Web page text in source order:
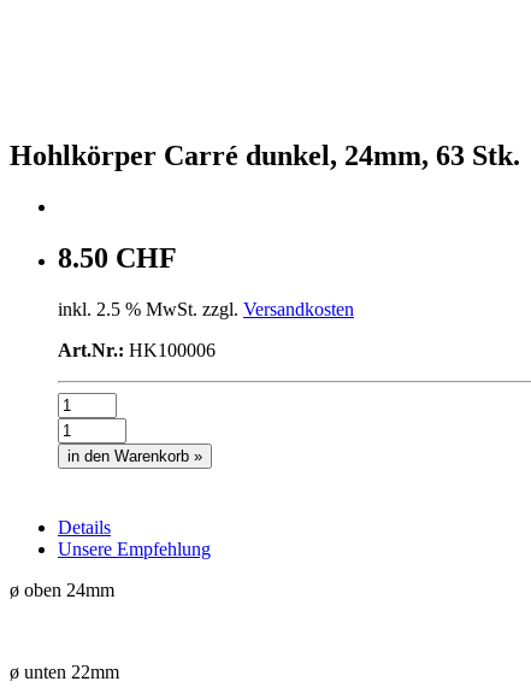
Hohlkörper Carré dunkel, 24mm, 63 Stk.
8.50 CHF
inkl. 2.5 % MwSt. zzgl. Versandkosten
Art.Nr.: HK100006
in den Warenkorb »
Details
Unsere Empfehlung
ø oben 24mm
ø unten 22mm